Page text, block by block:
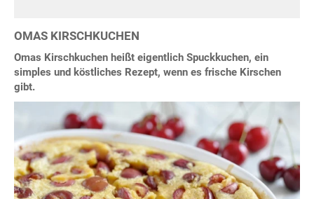
OMAS KIRSCHKUCHEN
Omas Kirschkuchen heißt eigentlich Spuckkuchen, ein
simples und köstliches Rezept, wenn es frische Kirschen
gibt.